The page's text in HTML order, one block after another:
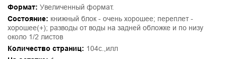
Формат: Увеличенный формат.
Состояние: книжный блок - очень хорошее; переплет -
хорошее(+); разводы от воды на задней обложке и по низу
около 1/2 листов
Количество страниц: 104с.,илл